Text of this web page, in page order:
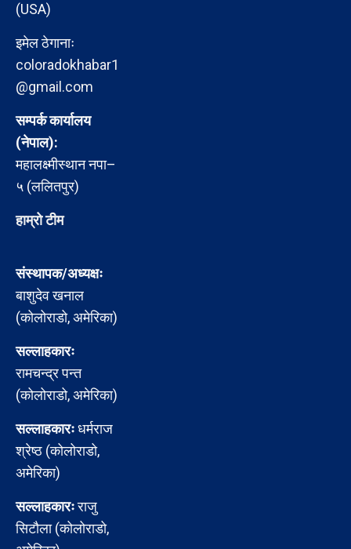
(USA)
इमेल ठेगानाः
coloradokhabar1
@gmail.com
सम्पर्क कार्यालय
(नेपाल):
महालक्ष्मीस्थान नपा–
५ (ललितपुर)
हाम्रो टीम
संस्थापक/अध्यक्षः
बाशुदेव खनाल
(कोलोराडो, अमेरिका)
सल्लाहकारः
रामचन्द्र पन्त
(कोलोराडो, अमेरिका)
सल्लाहकारःधर्मराज
श्रेष्ठ (कोलोराडो,
अमेरिका)
सल्लाहकारःराजु
सिटौला (कोलोराडो,